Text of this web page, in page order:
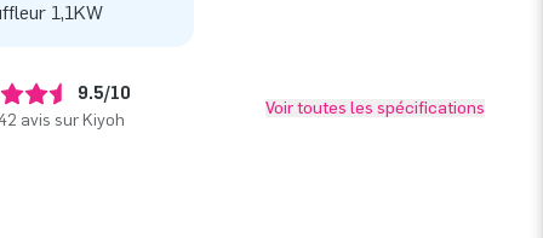
1,1KW
9.5/10
avis sur Kiyoh
Voir toutes les spécifications